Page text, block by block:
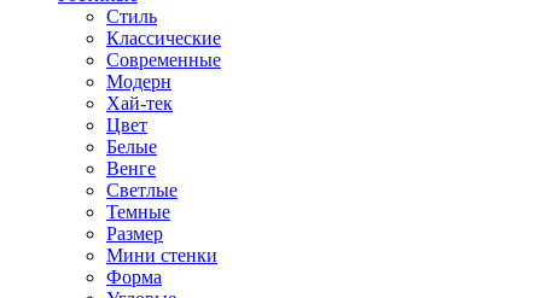
Стиль
Классические
Современные
Модерн
Хай-тек
Цвет
Белые
Венге
Светлые
Темные
Размер
Мини стенки
Форма